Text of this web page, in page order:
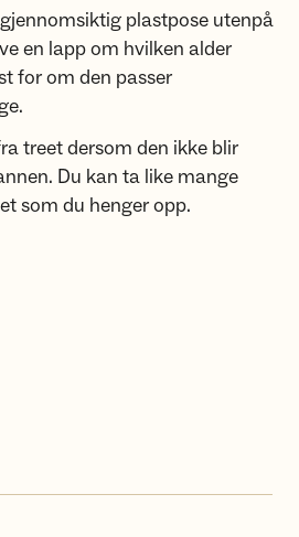
plastpose utenpå
en lapp om hvilken alder
for om den passer
treet dersom den ikke blir
Du kan ta like mange
som du henger opp.